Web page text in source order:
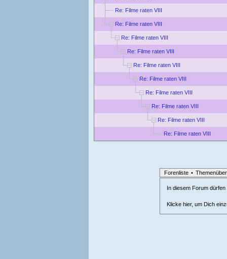
Re: Filme raten VIII
Re: Filme raten VIII
Re: Filme raten VIII
Re: Filme raten VIII
Re: Filme raten VIII
Re: Filme raten VIII
Re: Filme raten VIII
Re: Filme raten VIII
Re: Filme raten VIII
Re: Filme raten VIII
Forenliste •
In diesem Forum
Klicke hier, um Dich